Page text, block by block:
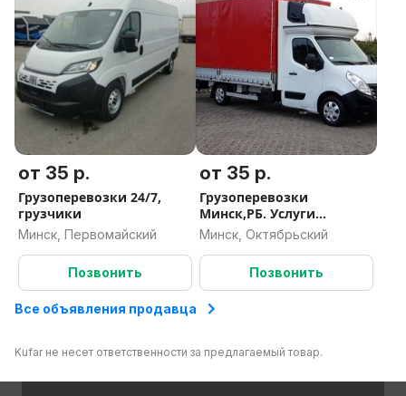
от 35 р.
Грузоперевозки 24/7,
грузчики
Минск, Первомайский
Позвонить
от 35 р.
Грузоперевозки
Минск,РБ. Услуги
грузчиков
Минск, Октябрьский
Позвонить
Все объявления продавца
Kufar не несет ответственности за предлагаемый товар.